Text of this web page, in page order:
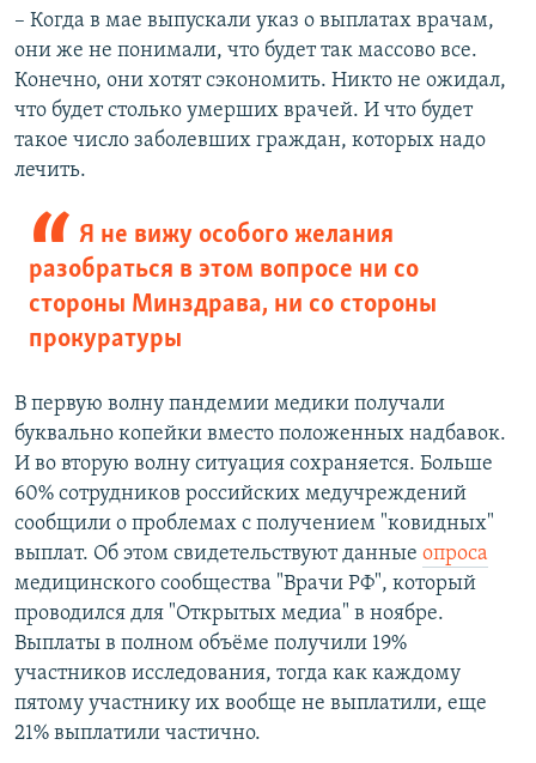
– Когда в мае выпускали указ о выплатах врачам,
они же не понимали, что будет так массово все.
Конечно, они хотят сэкономить. Никто не ожидал,
что будет столько умерших врачей. И что будет
такое число заболевших граждан, которых надо
лечить.
Я не вижу особого желания
разобраться в этом вопросе ни со
стороны Минздрава, ни со стороны
прокуратуры
В первую волну пандемии медики получали
буквально копейки вместо положенных надбавок.
И во вторую волну ситуация сохраняется. Больше
60% сотрудников российских медучреждений
сообщили о проблемах с получением "ковидных"
выплат. Об этом свидетельствуют данные опроса
медицинского сообщества "Врачи РФ", который
проводился для "Открытых медиа" в ноябре.
Выплаты в полном объёме получили 19%
участников исследования, тогда как каждому
пятому участнику их вообще не выплатили, еще
21% выплатили частично.